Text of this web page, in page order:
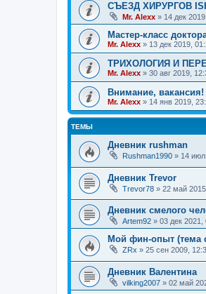
СЪЕЗД ХИРУРГОВ
Mr. Alexx » 14 дек
Мастер-класс
Mr. Alexx » 13 дек 2019,
ТРИХОЛОГИЯ И
Mr. Alexx » 30 авг 2019,
Внимание, вакансия!
Mr. Alexx » 14 янв 2019,
ТЕМЫ
Дневник rushman
Rushman1990 » 14
Дневник Trevor
Trevor78 » 22 май
Дневник смелого
Artem92 » 03 дек 2021,
Мой фин-опыт (тема
ZRx » 25 сен 2009,
Дневник Валентина
vilking2007 » 02 май